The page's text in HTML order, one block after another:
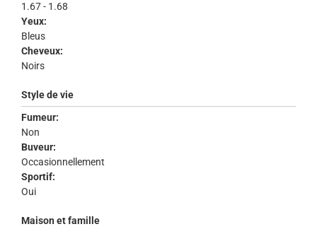
1.67 - 1.68
Yeux:
Bleus
Cheveux:
Noirs
Style de vie
Fumeur:
Non
Buveur:
Occasionnellement
Sportif:
Oui
Maison et famille